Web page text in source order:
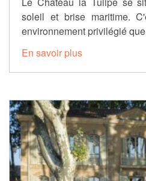
soleil et brise maritime.
environnement privilégié
En savoir plus